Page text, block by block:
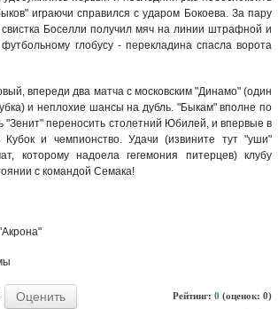
играючи справился с ударом Бокоева. За пару
Боселли получил мяч на линии штрафной и
глобусу - перекладина спасла ворота
впереди два матча с московским "Динамо" (один
и неплохие шансы на дубль. "Быкам" вполне по
"Зенит" переносить столетний Юбилей, и впервые в
Кубок и чемпионство. Удачи (извините тут "уши"
которому надоела гегемония питерцев) клубу
с командой Семака!
Рейтинг: 0 (оценок: 0)